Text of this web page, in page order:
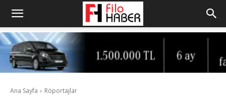
Ana Sayfa Röportajlar